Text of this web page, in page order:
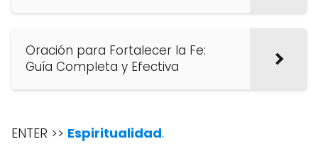
Oración para Fortalecer la Fe:
Guía Completa y Efectiva
ENTER >> Espiritualidad.